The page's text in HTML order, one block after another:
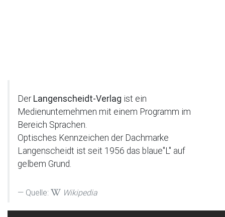
DerLangenscheidt-Verlag ist ein
Medienunternehmen mit einem Programm im
Bereich Sprachen.
Optisches Kennzeichen der Dachmarke
Langenscheidt ist seit 1956 das blaue"L" auf
gelbem Grund.
Quelle: Wikipedia